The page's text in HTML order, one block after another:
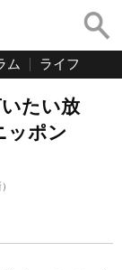
ム ライフ
たい放
ッポン